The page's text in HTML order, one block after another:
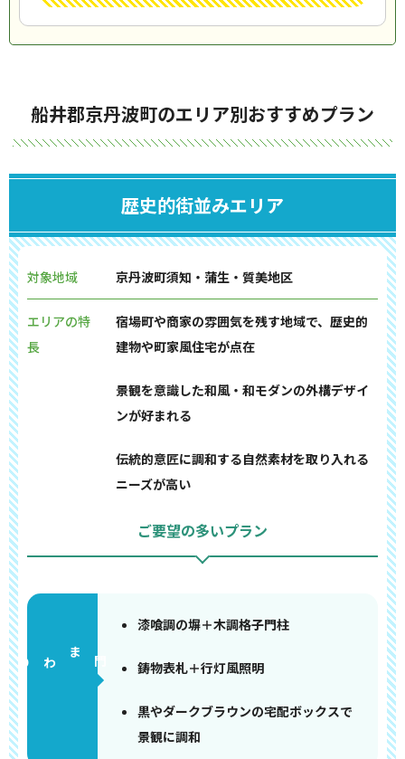
船井郡京丹波町のエリア別おすすめプラン
歴史的街並みエリア
対象地域 京丹波町須知・蒲生・質美地区
エリアの特
長
宿場町や商家の雰囲気を残す地域で、歴史的
建物や町家風住宅が点在
景観を意識した和風・和モダンの外構デザイ
ンが好まれる
伝統的意匠に調和する自然素材を取り入れる
ニーズが高い
ご要望の多いプラン
門まわり
漆喰調の塀＋木調格子門柱
鋳物表札＋行灯風照明
黒やダークブラウンの宅配ボックスで
景観に調和